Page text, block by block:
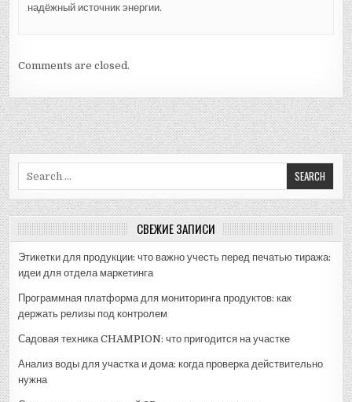
надёжный источник энергии.
Comments are closed.
СВЕЖИЕ ЗАПИСИ
Этикетки для продукции: что важно учесть перед печатью тиража:
идеи для отдела маркетинга
Программная платформа для мониторинга продуктов: как
держать релизы под контролем
Садовая техника CHAMPION: что пригодится на участке
Анализ воды для участка и дома: когда проверка действительно
нужна